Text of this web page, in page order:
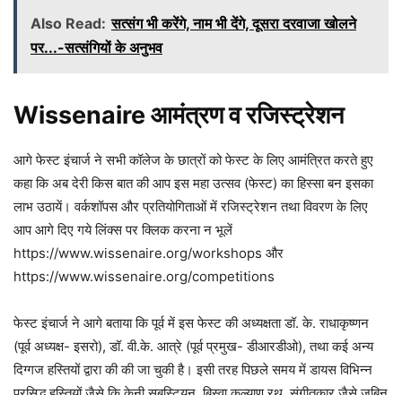
Also Read: सत्संग भी करेंगे, नाम भी देंगे, दूसरा दरवाजा खोलने
पर...-सत्संगियों के अनुभव
Wissenaire आमंत्रण व रजिस्ट्रेशन
आगे फेस्ट इंचार्ज ने सभी कॉलेज के छात्रों को फेस्ट के लिए आमंत्रित करते हुए
कहा कि अब देरी किस बात की आप इस महा उत्सव (फेस्ट) का हिस्सा बन इसका
लाभ उठायें। वर्कशॉपस और प्रतियोगिताओं में रजिस्ट्रेशन तथा विवरण के लिए
आप आगे दिए गये लिंक्स पर क्लिक करना न भूलें
https://www.wissenaire.org/workshops और
https://www.wissenaire.org/competitions
फेस्ट इंचार्ज ने आगे बताया कि पूर्व में इस फेस्ट की अध्यक्षता डॉ. के. राधाकृष्णन
(पूर्व अध्यक्ष- इसरो), डॉ. वी.के. आत्रे (पूर्व प्रमुख- डीआरडीओ), तथा कई अन्य
दिग्गज हस्तियों द्वारा की की जा चुकी है। इसी तरह पिछले समय में डायस विभिन्न